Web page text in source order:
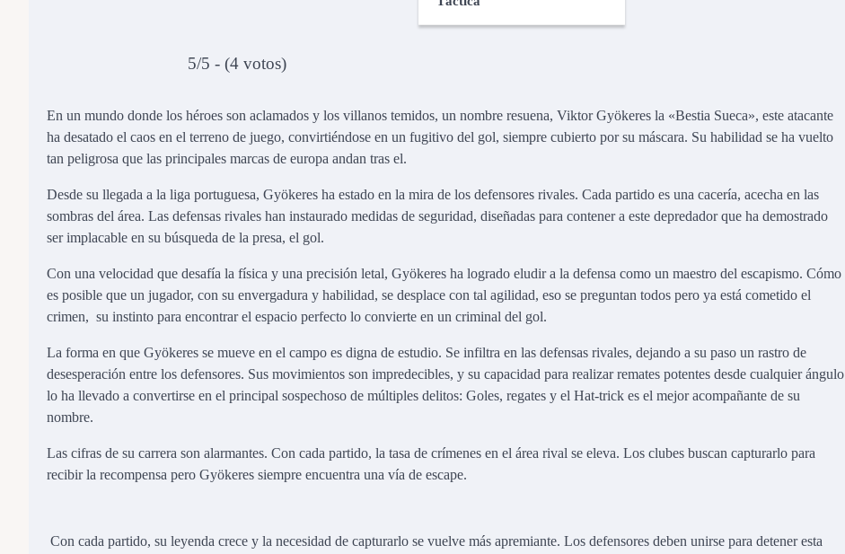
5/5 - (4 votos)
En un mundo donde los héroes son aclamados y los villanos temidos, un nombre resuena, Viktor Gyökeres la «Bestia Sueca», este atacante
ha desatado el caos en el terreno de juego, convirtiéndose en un fugitivo del gol, siempre cubierto por su máscara. Su habilidad se ha vuelto
tan peligrosa que las principales marcas de europa andan tras el.
Desde su llegada a la liga portuguesa, Gyökeres ha estado en la mira de los defensores rivales. Cada partido es una cacería, acecha en las
sombras del área. Las defensas rivales han instaurado medidas de seguridad, diseñadas para contener a este depredador que ha demostrado
ser implacable en su búsqueda de la presa, el gol.
Con una velocidad que desafía la física y una precisión letal, Gyökeres ha logrado eludir a la defensa como un maestro del escapismo. Cómo
es posible que un jugador, con su envergadura y habilidad, se desplace con tal agilidad, eso se preguntan todos pero ya está cometido el
crimen, su instinto para encontrar el espacio perfecto lo convierte en un criminal del gol.
La forma en que Gyökeres se mueve en el campo es digna de estudio. Se infiltra en las defensas rivales, dejando a su paso un rastro de
desesperación entre los defensores. Sus movimientos son impredecibles, y su capacidad para realizar remates potentes desde cualquier ángulo
lo ha llevado a convertirse en el principal sospechoso de múltiples delitos: Goles, regates y el Hat-trick es el mejor acompañante de su
nombre.
Las cifras de su carrera son alarmantes. Con cada partido, la tasa de crímenes en el área rival se eleva. Los clubes buscan capturarlo para
recibir la recompensa pero Gyökeres siempre encuentra una vía de escape.
Con cada partido, su leyenda crece y la necesidad de capturarlo se vuelve más apremiante. Los defensores deben unirse para detener esta